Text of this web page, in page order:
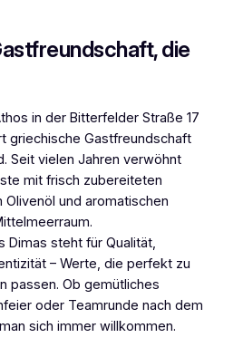
die
in der Bitterfelder Straße 17
griechische Gastfreundschaft
Seit vielen Jahren verwöhnt
mit frisch zubereiteten
und aromatischen
Dimas steht für Qualität,
– Werte, die perfekt zu
passen. Ob gemütliches
oder Teamrunde nach dem
sich immer willkommen.